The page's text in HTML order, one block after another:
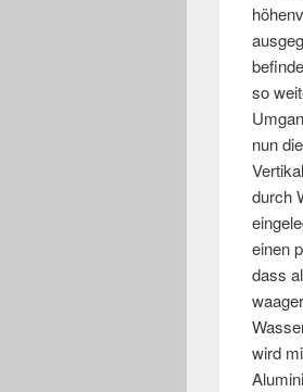
so
nun
durch
einen
dass
wird